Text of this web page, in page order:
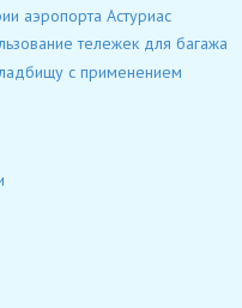
аэропорта Астуриас
тележек для багажа
с применением